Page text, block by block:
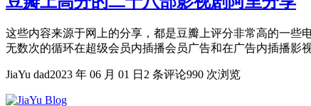
这些内容来源于网上的分享，都是豆瓣上评分非常高的一些
无数次的循环在超级会员内插播会员广告和在广告内插播影
JiaYu dad2023 年 06 月 01 日 2 条评论990 次浏览